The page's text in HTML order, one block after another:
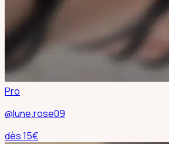
Pro
@lune.rose09
dès15€